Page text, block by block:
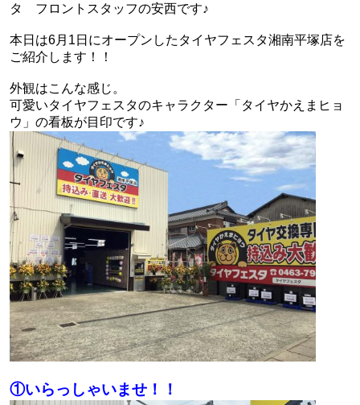
タ フロントスタッフの安西です♪
本日は6月1日にオープンしたタイヤフェスタ湘南平塚店を
ご紹介します！！
外観はこんな感じ。
可愛いタイヤフェスタのキャラクター「タイヤかえまヒョ
ウ」の看板が目印です♪
①いらっしゃいませ！！